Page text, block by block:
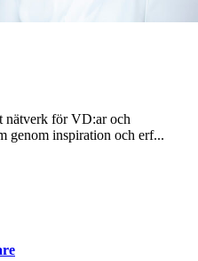
nätverk för VD:ar och
genom inspiration och erf...